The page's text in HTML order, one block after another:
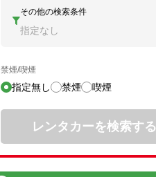
その他の検索条件
指定なし
禁煙/喫煙
指定無し 禁煙 喫煙
レンタカーを検索する